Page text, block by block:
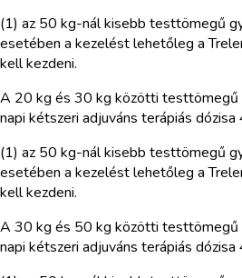
(1) az 50 kg-nál kisebb testtömegű
esetében a kezelést lehetőleg a
kell kezdeni.
A 20 kg és 30 kg közötti testtömegű
napi kétszeri adjuváns terápiás
(1) az 50 kg-nál kisebb testtömegű
esetében a kezelést lehetőleg a
kell kezdeni.
A 30 kg és 50 kg közötti testtömegű
napi kétszeri adjuváns terápiás